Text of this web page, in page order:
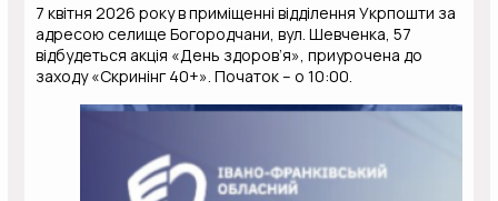
7 квітня 2026 року в приміщенні відділення Укрпошти за
адресою селище Богородчани, вул. Шевченка, 57
відбудеться акція «День здоров’я», приурочена до
заходу «Скринінг 40+». Початок – о 10:00.